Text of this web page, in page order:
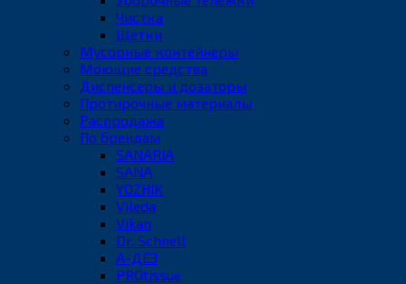
Чистка
Щётки
Мусорные контейнеры
Моющие средства
Диспенсеры и дозаторы
Протирочные материалы
Распродажа
По брендам
SANARIA
SANA
YOZHIK
Vileda
Vikan
Dr. Schnell
А-ДЕЗ
PROtissue